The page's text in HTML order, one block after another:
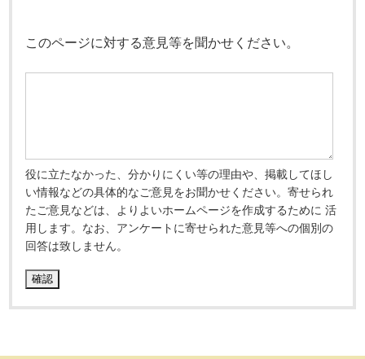
このページに対する意見等を聞かせください。
役に立たなかった、分かりにくい等の理由や、掲載してほし
い情報などの具体的なご意見をお聞かせください。寄せられ
たご意見などは、よりよいホームページを作成するために 活
用します。なお、アンケートに寄せられた意見等への個別の
回答は致しません。